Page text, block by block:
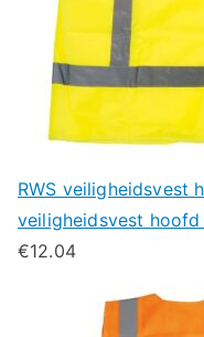
RWS veiligheidsvest
veiligheidsvest hoofd
€12.04